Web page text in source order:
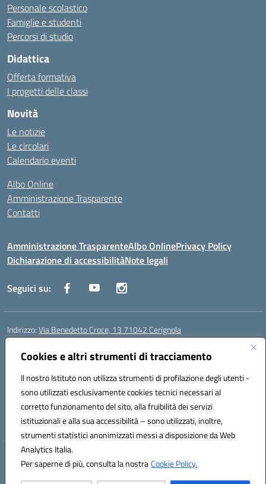
Cookies e altri strumenti di tracciamento
Il nostro Istituto non utilizza strumenti di profilazione degli utenti -
sono utilizzati esclusivamente cookies tecnici necessari al
corretto funzionamento del sito, alla fruibilità dei servizi
istituzionali e alla sua accessibilità – sono utilizzati, inoltre,
strumenti statistici anonimizzati messi a disposizione da Web
Analytics Italia.
Per saperne di più, consulta la nostraCookie Policy.
Personale scolastico
Famiglie e studenti
Percorsi di studio
Didattica
Offerta formativa
I progetti delle classi
Novità
Le notizie
Le circolari
Calendario eventi
Albo Online
Amministrazione Trasparente
Contatti
Amministrazione TrasparenteAlbo OnlinePrivacy Policy
Dichiarazione di accessibilitàNote legali
Seguici su:
Indirizzo:Via Benedetto Croce, 13 71042 Cerignola
Centralino:
Posta elettronica certificata (PEC):fgps08000e@pec.istruzione.it
Codice fiscale: 81003730710
Codice meccanografico:fgps08000e
Codice Indice delle Pubbliche Amministrazioni (IPA): istsc_fgps08000e
Codice unico di fatturazione (CUF): UFSPA6
Hosting & Powered by 3D Solution S.r.l.
Concept & Design by Designers Italia